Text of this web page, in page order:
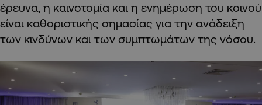
έρευνα, η καινοτομία και η ενημέρωση του κοινού
είναι καθοριστικής σημασίας για την ανάδειξη
των κινδύνων και των συμπτωμάτων της νόσου.